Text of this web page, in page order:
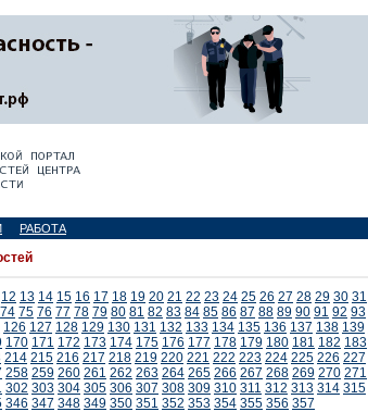
РАБОТА
12 13 14 15 16 17 18 19 20 21 22 23 24 25 26 27 28 29 30 31
74 75 76 77 78 79 80 81 82 83 84 85 86 87 88 89 90 91 92 93
126 127 128 129 130 131 132 133 134 135 136 137 138 139
170 171 172 173 174 175 176 177 178 179 180 181 182 183
214 215 216 217 218 219 220 221 222 223 224 225 226 227
258 259 260 261 262 263 264 265 266 267 268 269 270 271
302 303 304 305 306 307 308 309 310 311 312 313 314 315
346 347 348 349 350 351 352 353 354 355 356 357